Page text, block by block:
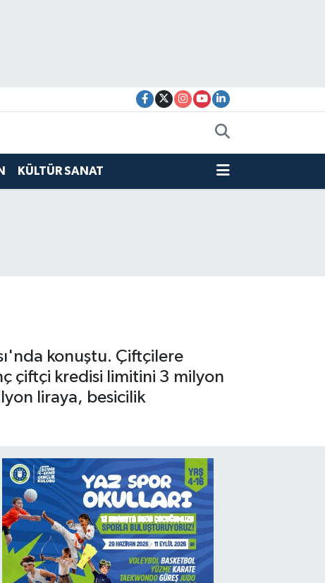
KÜLTÜR SANAT
konuştu. Çiftçilere
çiftçi kredisi limitini 3 milyon
liraya, besicilik